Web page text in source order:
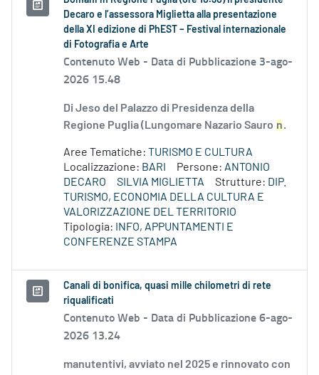
Decaro e l’assessora Miglietta alla presentazione
della XI edizione di PhEST – Festival internazionale
di Fotografia e Arte
Contenuto Web - Data di Pubblicazione 3-ago-
2026 15.48
Di Jeso del Palazzo di Presidenza della
Regione Puglia (Lungomare Nazario Sauro n.
Aree Tematiche: TURISMO E CULTURA
Localizzazione: BARI Persone: ANTONIO
DECARO
SILVIA MIGLIETTA Strutture: DIP.
TURISMO, ECONOMIA DELLA CULTURA E
VALORIZZAZIONE DEL TERRITORIO
Tipologia:
INFO, APPUNTAMENTI E
CONFERENZE STAMPA
Canali di bonifica, quasi mille chilometri di rete
riqualificati
Contenuto Web - Data di Pubblicazione 6-ago-
2026 13.24
manutentivi, avviato nel 2025 e rinnovato con